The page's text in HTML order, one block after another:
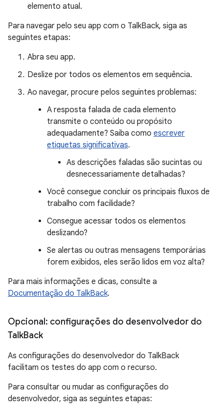
elemento atual.
Para navegar pelo seu app com o TalkBack, siga as
seguintes etapas:
Abra seu app.
Deslize por todos os elementos em sequência.
Ao navegar, procure pelos seguintes problemas:
A resposta falada de cada elemento
transmite o conteúdo ou propósito
adequadamente? Saiba como escrever
etiquetas significativas.
As descrições faladas são sucintas ou
desnecessariamente detalhadas?
Você consegue concluir os principais fluxos de
trabalho com facilidade?
Consegue acessar todos os elementos
deslizando?
Se alertas ou outras mensagens temporárias
forem exibidos, eles serão lidos em voz alta?
Para mais informações e dicas, consulte a
Documentação do TalkBack.
Opcional: configurações do desenvolvedor do
TalkBack
As configurações do desenvolvedor do TalkBack
facilitam os testes do app com o recurso.
Para consultar ou mudar as configurações do
desenvolvedor, siga as seguintes etapas: